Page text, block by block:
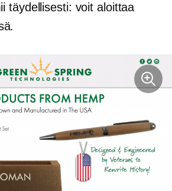
täydellisesti: voit aloittaa